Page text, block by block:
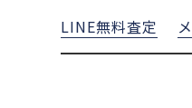
LINE無料査定